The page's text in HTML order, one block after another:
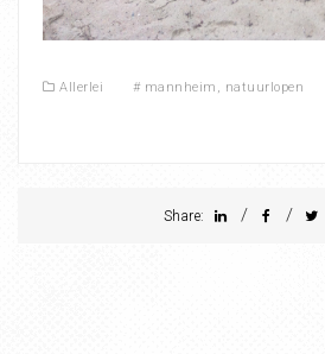
Allerlei # mannheim , natuurlopen
Share: / /